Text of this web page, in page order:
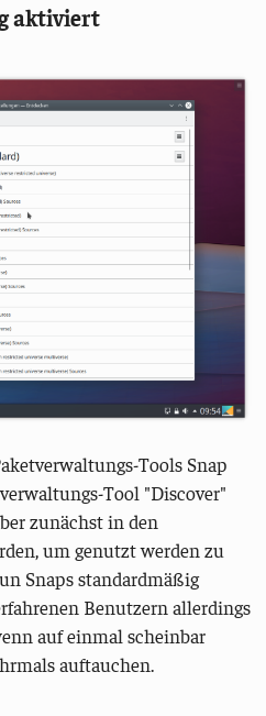
aktiviert
Tools Snap
Tool "Discover"
zunächst in den
um genutzt werden zu
Snaps standardmäßig
Benutzern allerdings
auf einmal scheinbar
auftauchen.